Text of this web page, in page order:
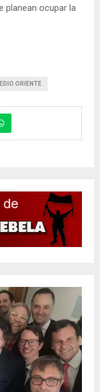
planean ocupar la
ORIENTE